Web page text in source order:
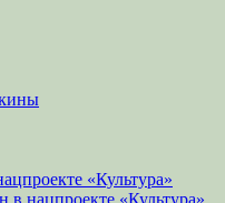
«Культура»
в нацпроекте «Культура»